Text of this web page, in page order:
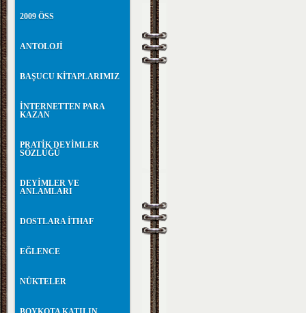
2009 ÖSS
ANTOLOJİ
BAŞUCU KİTAPLARIMIZ
İNTERNETTEN PARA
KAZAN
PRATİK DEYİMLER
SÖZLÜĞÜ
DEYİMLER VE
ANLAMLARI
DOSTLARA İTHAF
EĞLENCE
NÜKTELER